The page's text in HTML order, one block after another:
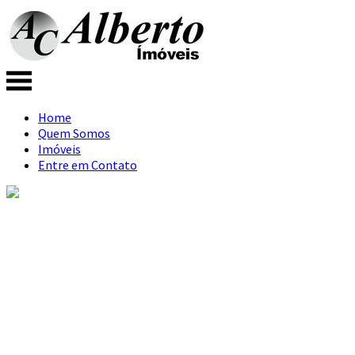
Home
Quem Somos
Imóveis
Entre em Contato